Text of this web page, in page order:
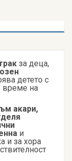
за деца,
детето с
време на
акари,
и
и за хора